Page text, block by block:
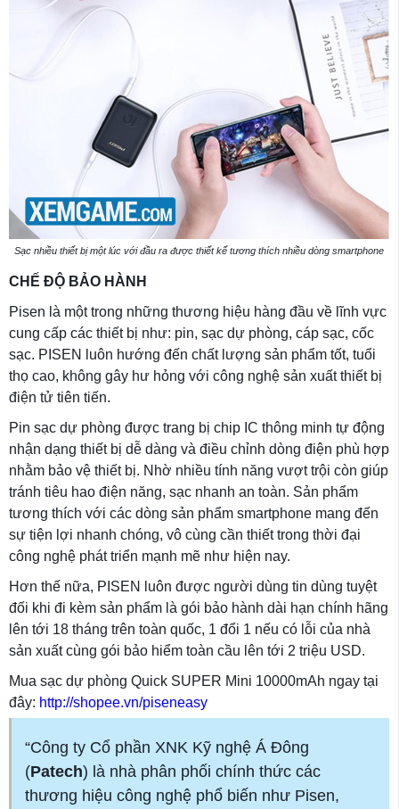
Sạc nhiều thiết bị một lúc với đầu ra được thiết kế tương thích nhiều dòng smartphone
CHẾ ĐỘ BẢO HÀNH
Pisen là một trong những thương hiệu hàng đầu về lĩnh vực
cung cấp các thiết bị như: pin, sạc dự phòng, cáp sạc, cốc
sạc. PISEN luôn hướng đến chất lượng sản phẩm tốt, tuổi
thọ cao, không gây hư hỏng với công nghệ sản xuất thiết bị
điện tử tiên tiến.
Pin sạc dự phòng được trang bị chip IC thông minh tự động
nhận dạng thiết bị dễ dàng và điều chỉnh dòng điện phù hợp
nhằm bảo vệ thiết bị. Nhờ nhiều tính năng vượt trội còn giúp
tránh tiêu hao điện năng, sạc nhanh an toàn. Sản phẩm
tương thích với các dòng sản phẩm smartphone mang đến
sự tiện lợi nhanh chóng, vô cùng cần thiết trong thời đại
công nghệ phát triển mạnh mẽ như hiện nay.
Hơn thế nữa, PISEN luôn được người dùng tin dùng tuyệt
đối khi đi kèm sản phẩm là gói bảo hành dài hạn chính hãng
lên tới 18 tháng trên toàn quốc, 1 đổi 1 nếu có lỗi của nhà
sản xuất cùng gói bảo hiểm toàn cầu lên tới 2 triệu USD.
Mua sạc dự phòng Quick SUPER Mini 10000mAh ngay tại
đây: http://shopee.vn/piseneasy
“Công ty Cổ phần XNK Kỹ nghệ Á Đông
(Patech) là nhà phân phối chính thức các
thương hiệu công nghệ phổ biến như Pisen,